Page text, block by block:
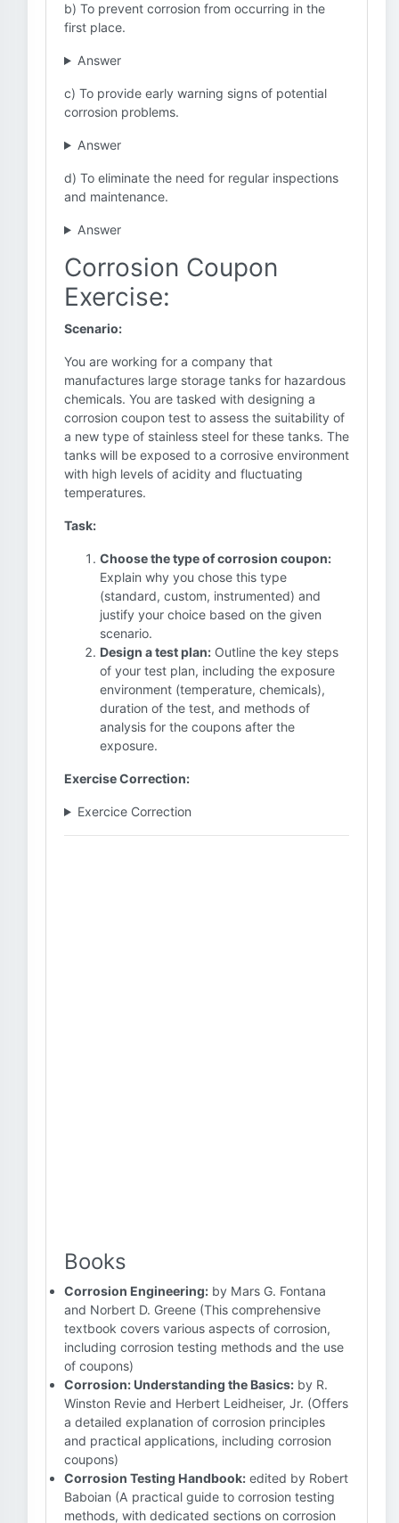
b) To prevent corrosion from occurring in the
first place.
Answer
c) To provide early warning signs of potential
corrosion problems.
Answer
d) To eliminate the need for regular inspections
and maintenance.
Answer
Corrosion Coupon
Exercise:
Scenario:
You are working for a company that
manufactures large storage tanks for hazardous
chemicals. You are tasked with designing a
corrosion coupon test to assess the suitability of
a new type of stainless steel for these tanks. The
tanks will be exposed to a corrosive environment
with high levels of acidity and fluctuating
temperatures.
Task:
Choose the type of corrosion coupon:
Explain why you chose this type
(standard, custom, instrumented) and
justify your choice based on the given
scenario.
Design a test plan: Outline the key steps
of your test plan, including the exposure
environment (temperature, chemicals),
duration of the test, and methods of
analysis for the coupons after the
exposure.
Exercise Correction:
Exercice Correction
Books
Corrosion Engineering: by Mars G. Fontana
and Norbert D. Greene (This comprehensive
textbook covers various aspects of corrosion,
including corrosion testing methods and the use
of coupons)
Corrosion: Understanding the Basics: by R.
Winston Revie and Herbert Leidheiser, Jr. (Offers
a detailed explanation of corrosion principles
and practical applications, including corrosion
coupons)
Corrosion Testing Handbook: edited by Robert
Baboian (A practical guide to corrosion testing
methods, with dedicated sections on corrosion